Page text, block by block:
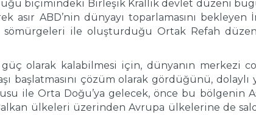
biçimindeki Birleşik Krallık devlet düzeni
asır ABD’nin dünyayı toparlamasını bekleyen
sömürgeleri ile oluşturduğu Ortak Refah
olarak kalabilmesi için, dünyanın merkezi
başlatmasını çözüm olarak gördüğünü,
ile Orta Doğu’ya gelecek, önce bu bölgenin
ülkeleri üzerinden Avrupa ülkelerine de